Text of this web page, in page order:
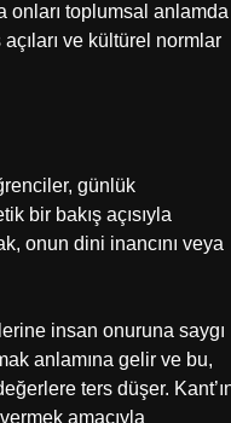
onları toplumsal anlamda
ve kültürel normlar
günlük
bir bakış açısıyla
onun dini inancını veya
insan onuruna saygı
anlamına gelir ve bu,
ters düşer.
amacıyla